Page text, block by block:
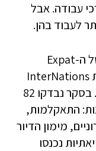
עבודה. אבל
לעבוד בהן.
על כך עונה דירוג המבוסס על סקר של ה-Expat
insider, שנערך ב-2019 על ידי חברת InterNations
ובו השתתפו יותר מ-200 אלף אנשים. בסקר נבדקו 82
התאקלמות,
מימון הדיור
נכנסו